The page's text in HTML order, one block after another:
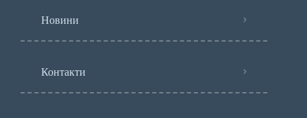
Новини
Контакти